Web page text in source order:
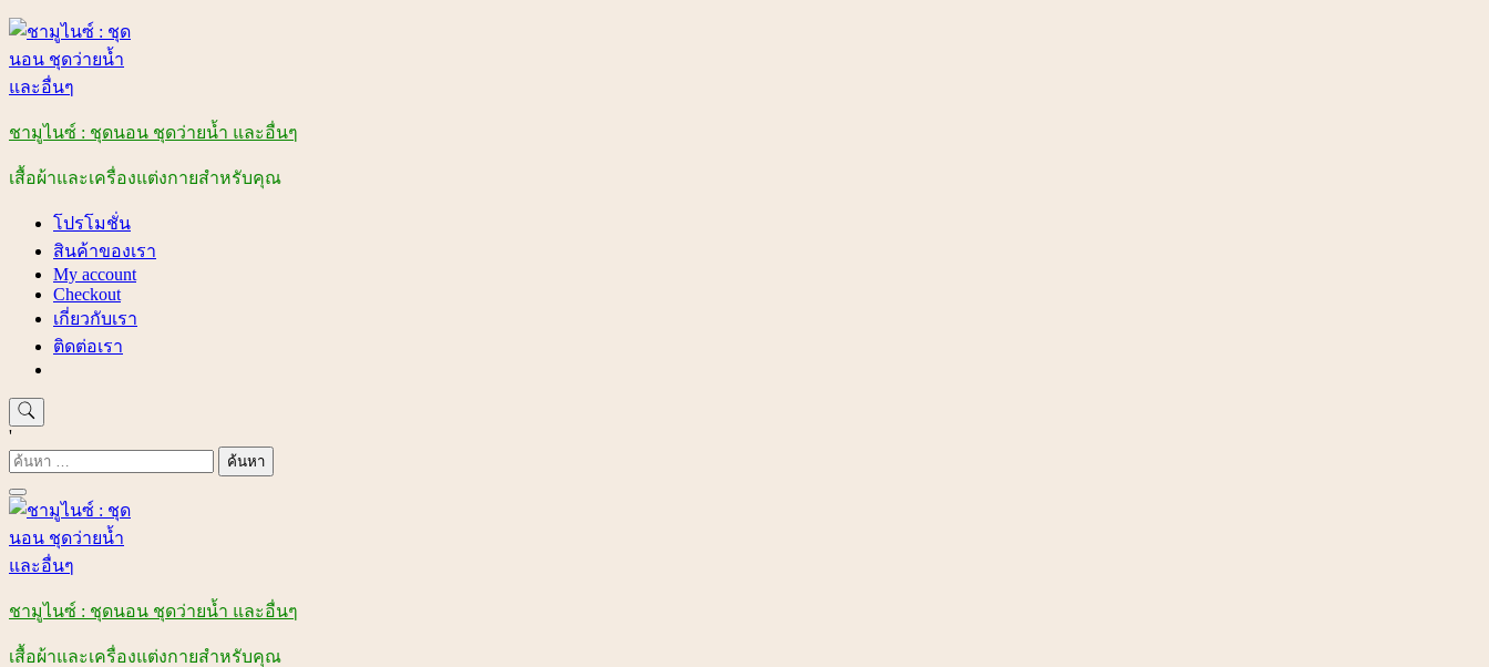
Skip
content
ชามูไนซ์ : ชุดนอน ชุดว่ายน้ำ และอื่นๆ
เสื้อผ้าและเครื่องแต่งกายสำหรับคุณ
โปรโมชั่น
สินค้าของเรา
My account
Checkout
เกี่ยวกับเรา
ติดต่อเรา
'
ค้นหา
สำหรับ:
ชามูไนซ์ : ชุดนอน ชุดว่ายน้ำ และอื่นๆ
เสื้อผ้าและเครื่องแต่งกายสำหรับคุณ